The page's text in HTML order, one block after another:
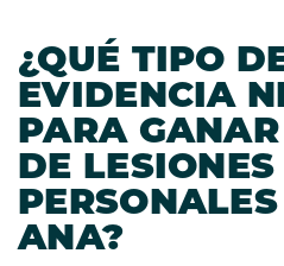
¿QUÉ TIPO
EVIDENCIA
PARA
DE LESIONES
ANA?